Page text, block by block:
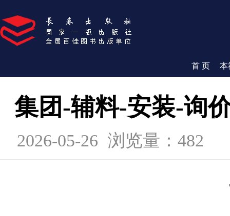
首 页 本
集团-辅料-安装-询
2026-05-26 浏览量：482